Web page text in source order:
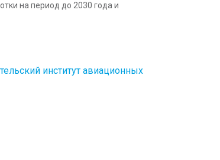
на период до 2030 года и
институт авиационных